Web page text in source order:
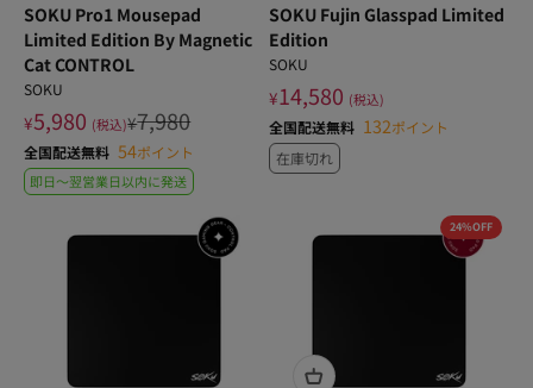
SOKU Pro1 Mousepad
Limited Edition By Magnetic
Cat CONTROL
SOKU
¥5,980 (税込)¥7,980
全国配送無料 54ポイント
即日〜翌営業日以内に発送
SOKU Fujin Glasspad Limited
Edition
SOKU
¥14,580 (税込)
全国配送無料 132ポイント
在庫切れ
24%OFF